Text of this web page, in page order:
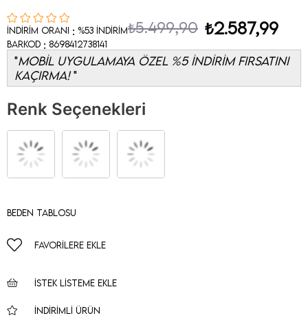
İndirim Oranı : %53 İndirim₺5.499,90 ₺2.587,99
Barkod : 8698412738141
MOBİL UYGULAMAYA ÖZEL %5 İNDİRİM FIRSATINI
KAÇIRMA!
Renk Seçenekleri
Beden Tablosu
FAVORILERE EKLE
İSTEK LISTEME EKLE
İNDIRIMLI ÜRÜN